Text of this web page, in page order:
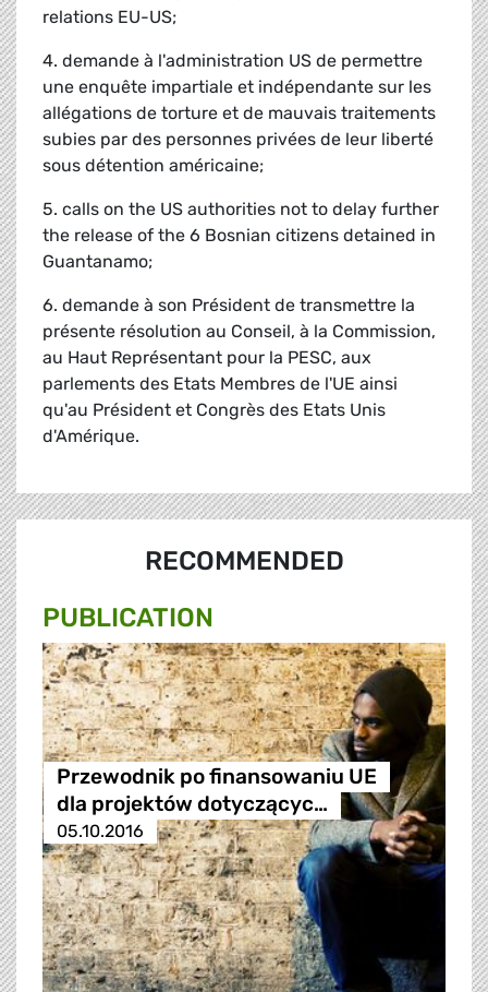
relations EU-US;
4. demande à l'administration US de permettre
une enquête impartiale et indépendante sur les
allégations de torture et de mauvais traitements
subies par des personnes privées de leur liberté
sous détention américaine;
5. calls on the US authorities not to delay further
the release of the 6 Bosnian citizens detained in
Guantanamo;
6. demande à son Président de transmettre la
présente résolution au Conseil, à la Commission,
au Haut Représentant pour la PESC, aux
parlements des Etats Membres de l'UE ainsi
qu'au Président et Congrès des Etats Unis
d'Amérique.
RECOMMENDED
PUBLICATION
Przewodnik po finansowaniu UE
dla projektów dotyczącyc…
05.10.2016